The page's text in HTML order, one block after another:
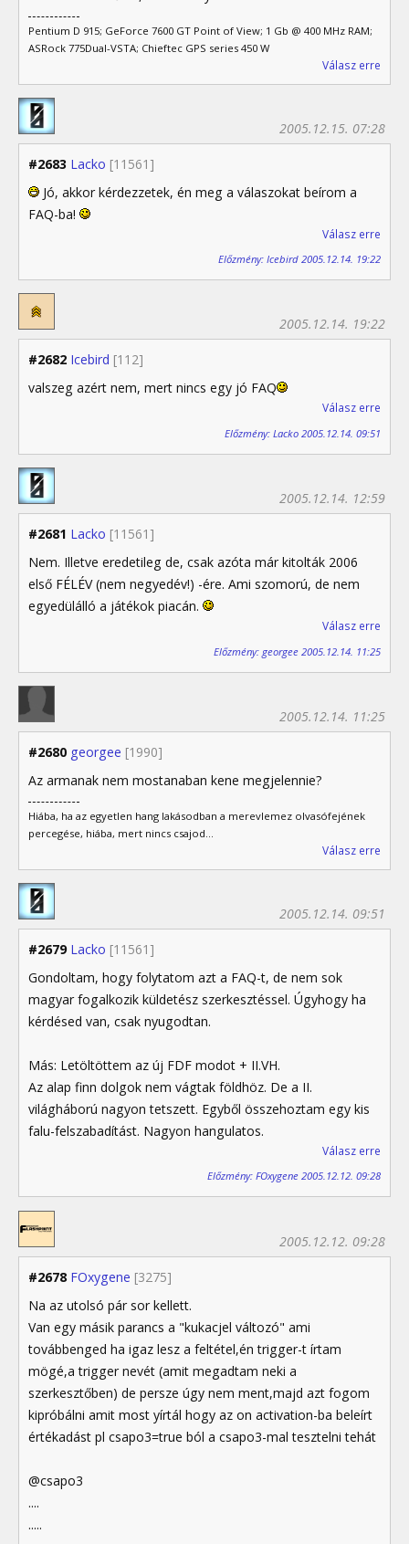
Pentium D 915; GeForce 7600 GT Point of View; 1 Gb @ 400 MHz RAM;
ASRock 775Dual-VSTA; Chieftec GPS series 450 W
Válasz erre
#2683 Lacko [11561]
2005.12.15. 07:28
Jó, akkor kérdezzetek, én meg a válaszokat beírom a
FAQ-ba!
Válasz erre
Előzmény: Icebird 2005.12.14. 19:22
#2682 Icebird [112]
2005.12.14. 19:22
valszeg azért nem, mert nincs egy jó FAQ
Válasz erre
Előzmény: Lacko 2005.12.14. 09:51
#2681 Lacko [11561]
2005.12.14. 12:59
Nem. Illetve eredetileg de, csak azóta már kitolták 2006
első FÉLÉV (nem negyedév!) -ére. Ami szomorú, de nem
egyedülálló a játékok piacán.
Válasz erre
Előzmény: georgee 2005.12.14. 11:25
#2680 georgee [1990]
2005.12.14. 11:25
Az armanak nem mostanaban kene megjelennie?
Hiába, ha az egyetlen hang lakásodban a merevlemez olvasófejének
percegése, hiába, mert nincs csajod...
Válasz erre
#2679 Lacko [11561]
2005.12.14. 09:51
Gondoltam, hogy folytatom azt a FAQ-t, de nem sok
magyar fogalkozik küldetész szerkesztéssel. Úgyhogy ha
kérdésed van, csak nyugodtan.
Más: Letöltöttem az új FDF modot + II.VH.
Az alap finn dolgok nem vágtak földhöz. De a II.
világháború nagyon tetszett. Egyből összehoztam egy kis
falu-felszabadítást. Nagyon hangulatos.
Válasz erre
Előzmény: FOxygene 2005.12.12. 09:28
#2678 FOxygene [3275]
2005.12.12. 09:28
Na az utolsó pár sor kellett.
Van egy másik parancs a "kukacjel változó" ami
továbbenged ha igaz lesz a feltétel,én trigger-t írtam
mögé,a trigger nevét (amit megadtam neki a
szerkesztőben) de persze úgy nem ment,majd azt fogom
kipróbálni amit most yírtál hogy az on activation-ba beleírt
értékadást pl csapo3=true ból a csapo3-mal tesztelni tehát
@csapo3
....
.....